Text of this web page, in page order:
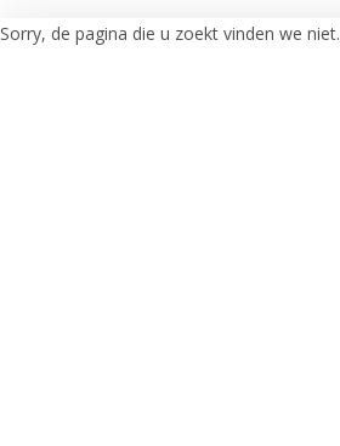
Sorry, de pagina die u zoekt vinden we niet.